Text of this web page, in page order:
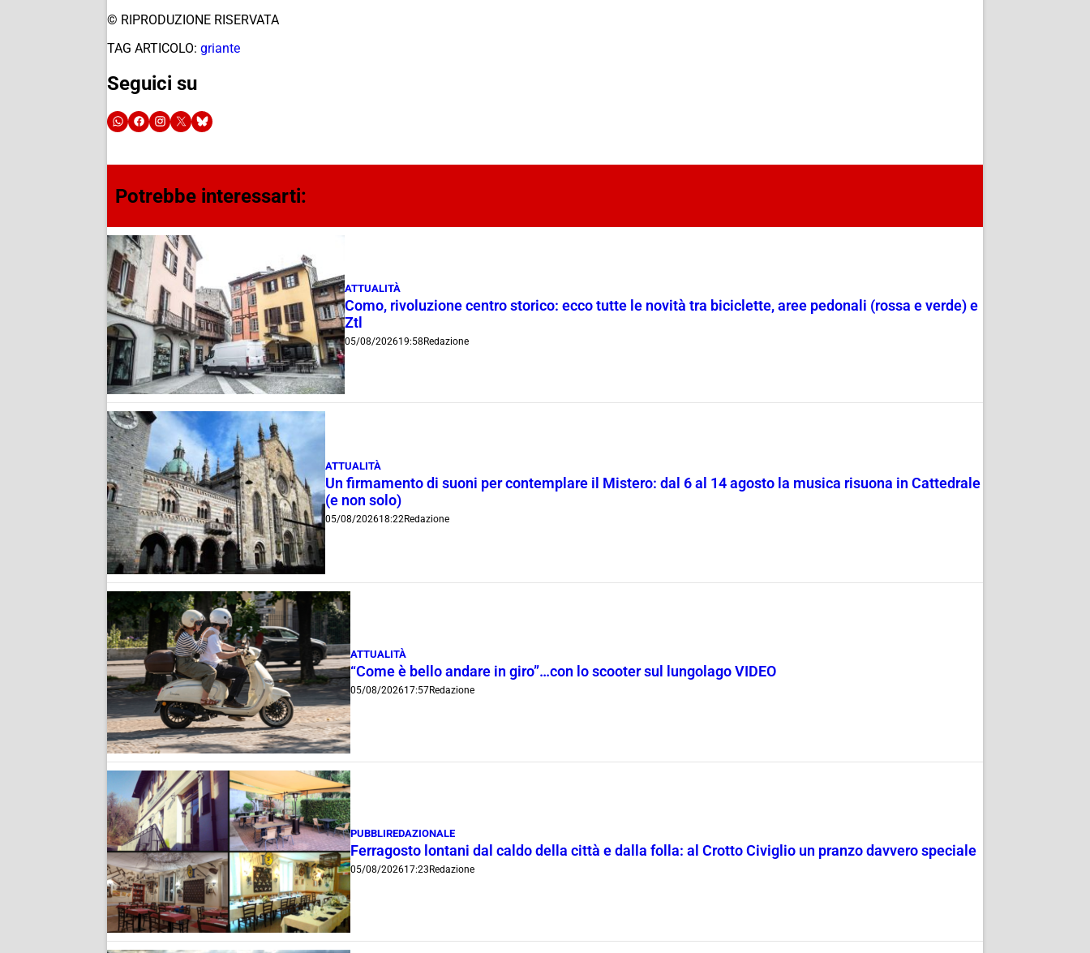
© RIPRODUZIONE RISERVATA
TAG ARTICOLO: griante
Seguici su
Potrebbe interessarti:
ATTUALITÀ
Como, rivoluzione centro storico: ecco tutte le novità tra biciclette, aree pedonali (rossa e verde) e
Ztl
05/08/202619:58Redazione
ATTUALITÀ
Un firmamento di suoni per contemplare il Mistero: dal 6 al 14 agosto la musica risuona in Cattedrale
(e non solo)
05/08/202618:22Redazione
ATTUALITÀ
“Come è bello andare in giro”…con lo scooter sul lungolago VIDEO
05/08/202617:57Redazione
PUBBLIREDAZIONALE
Ferragosto lontani dal caldo della città e dalla folla: al Crotto Civiglio un pranzo davvero speciale
05/08/202617:23 Redazione